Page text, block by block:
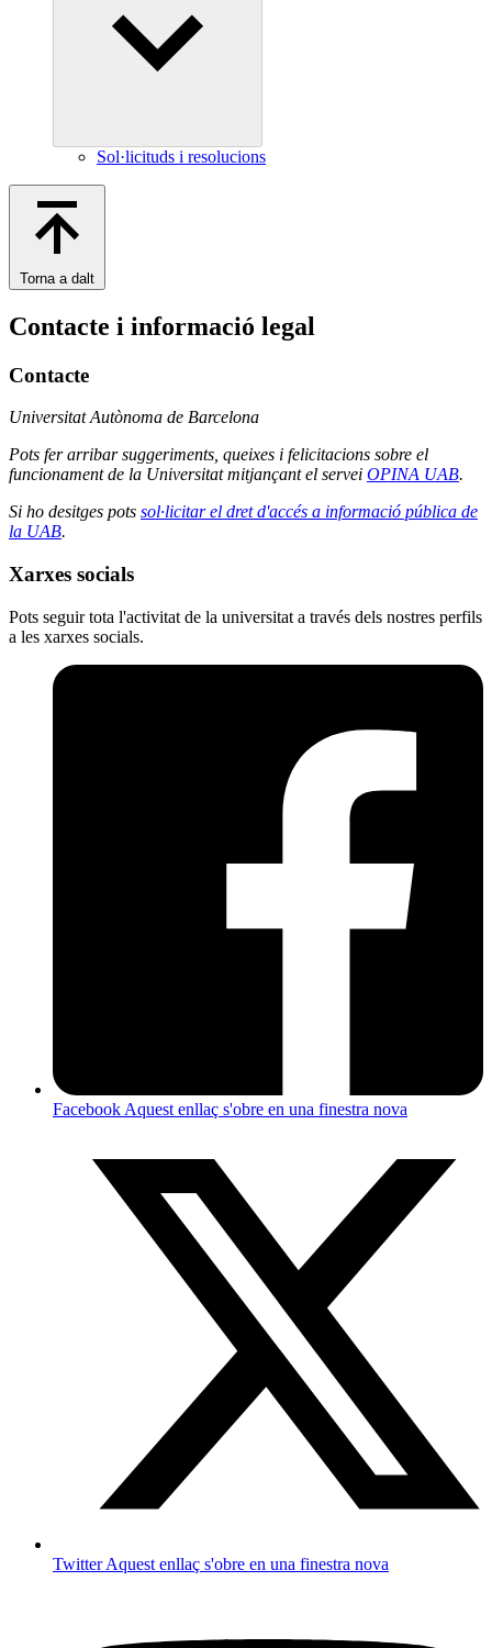
Sol·licituds i resolucions
Torna a dalt
Contacte i informació legal
Contacte
Universitat Autònoma de Barcelona
Pots fer arribar suggeriments, queixes i felicitacions sobre el
funcionament de la Universitat mitjançant el servei OPINA UAB.
Si ho desitges pots sol·licitar el dret d'accés a informació pública de
la UAB.
Xarxes socials
Pots seguir tota l'activitat de la universitat a través dels nostres perfils
a les xarxes socials.
Facebook Aquest enllaç s'obre en una finestra nova
TwitterAquest enllaç s'obre en una finestra nova